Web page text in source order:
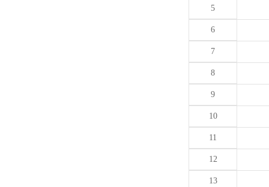
5
6
7
8
9
10
11
12
13